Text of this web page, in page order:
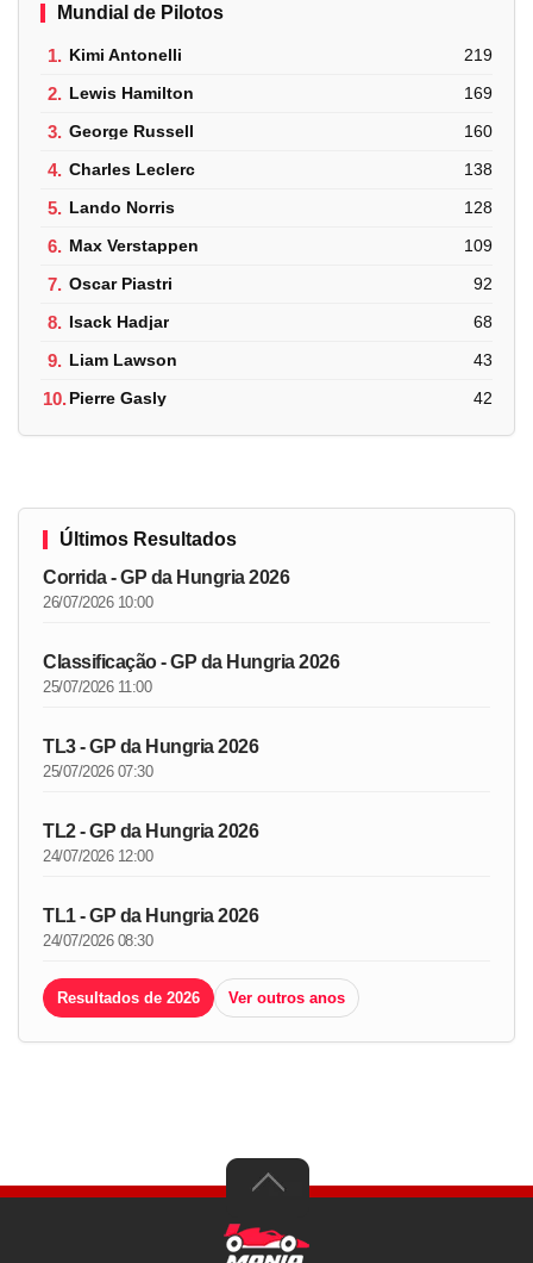
Mundial de Pilotos
1. Kimi Antonelli 219
2. Lewis Hamilton 169
3. George Russell 160
4. Charles Leclerc 138
5. Lando Norris 128
6. Max Verstappen 109
7. Oscar Piastri 92
8. Isack Hadjar 68
9. Liam Lawson 43
10.Pierre Gasly 42
Últimos Resultados
Corrida - GP da Hungria 2026
26/07/2026 10:00
Classificação - GP da Hungria 2026
25/07/2026 11:00
TL3 - GP da Hungria 2026
25/07/2026 07:30
TL2 - GP da Hungria 2026
24/07/2026 12:00
TL1 - GP da Hungria 2026
24/07/2026 08:30
Resultados de 2026 Ver outros anos